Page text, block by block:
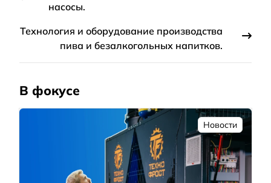
нacocы.
Технология и оборудование производства
пива и безалкогольных напитков.
В фокусе
Новости